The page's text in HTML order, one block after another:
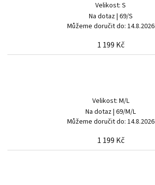
Velikost: S
Na dotaz| 69/S
Můžeme doručit do: 14.8.2026
1 199 Kč
Velikost: M/L
Na dotaz| 69/M/L
Můžeme doručit do: 14.8.2026
1 199 Kč